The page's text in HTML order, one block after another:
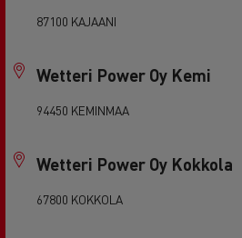
87100 KAJAANI
Wetteri Power Oy Kemi
94450 KEMINMAA
Wetteri Power Oy Kokkola
67800 KOKKOLA